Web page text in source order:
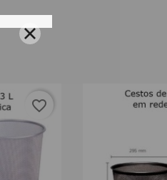
favorite_border